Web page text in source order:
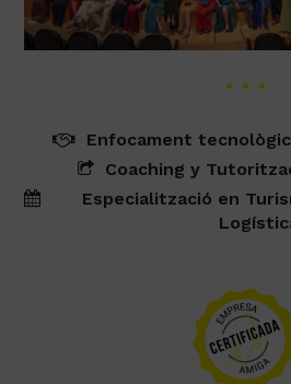
Enfocament
Coaching y
Especialització en